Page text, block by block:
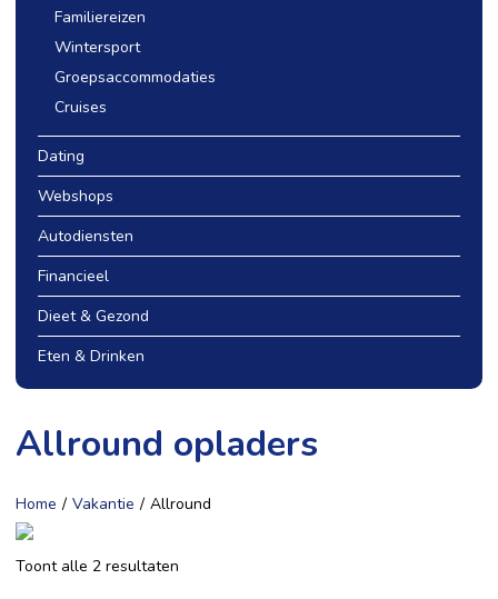
Familiereizen
Wintersport
Groepsaccommodaties
Cruises
Dating
Webshops
Autodiensten
Financieel
Dieet & Gezond
Eten & Drinken
Allround opladers
Home / Vakantie / Allround
Toont alle 2 resultaten